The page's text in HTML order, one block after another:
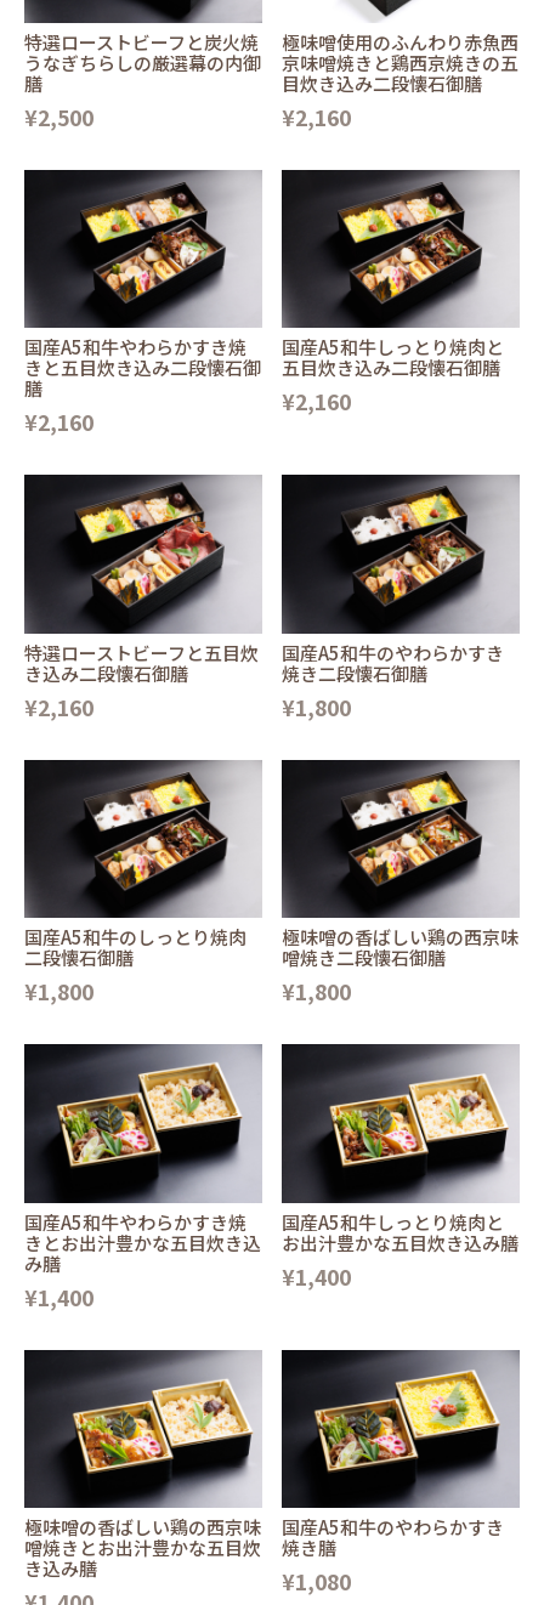
特選ローストビーフと炭火焼
うなぎちらしの厳選幕の内御
膳
¥2,500
極味噌使用のふんわり赤魚西
京味噌焼きと鶏西京焼きの五
目炊き込み二段懐石御膳
¥2,160
国産A5和牛やわらかすき焼
きと五目炊き込み二段懐石御
膳
¥2,160
国産A5和牛しっとり焼肉と
五目炊き込み二段懐石御膳
¥2,160
特選ローストビーフと五目炊
き込み二段懐石御膳
¥2,160
国産A5和牛のやわらかすき
焼き二段懐石御膳
¥1,800
国産A5和牛のしっとり焼肉
二段懐石御膳
¥1,800
極味噌の香ばしい鶏の西京味
噌焼き二段懐石御膳
¥1,800
国産A5和牛やわらかすき焼
きとお出汁豊かな五目炊き込
み膳
¥1,400
国産A5和牛しっとり焼肉と
お出汁豊かな五目炊き込み膳
¥1,400
極味噌の香ばしい鶏の西京味
噌焼きとお出汁豊かな五目炊
き込み膳
国産A5和牛のやわらかすき
焼き膳
¥1,080